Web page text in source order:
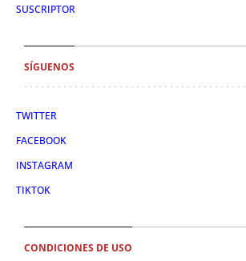
SUSCRIPTOR
SÍGUENOS
TWITTER
FACEBOOK
INSTAGRAM
TIKTOK
CONDICIONES DE USO